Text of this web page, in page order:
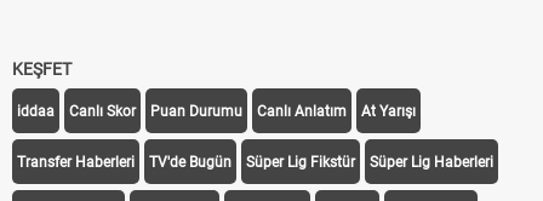
KEŞFET
iddaa Canlı Skor Puan Durumu Canlı Anlatım At Yarışı
Transfer Haberleri TV'de Bugün Süper Lig Fikstür Süper Lig Haberleri